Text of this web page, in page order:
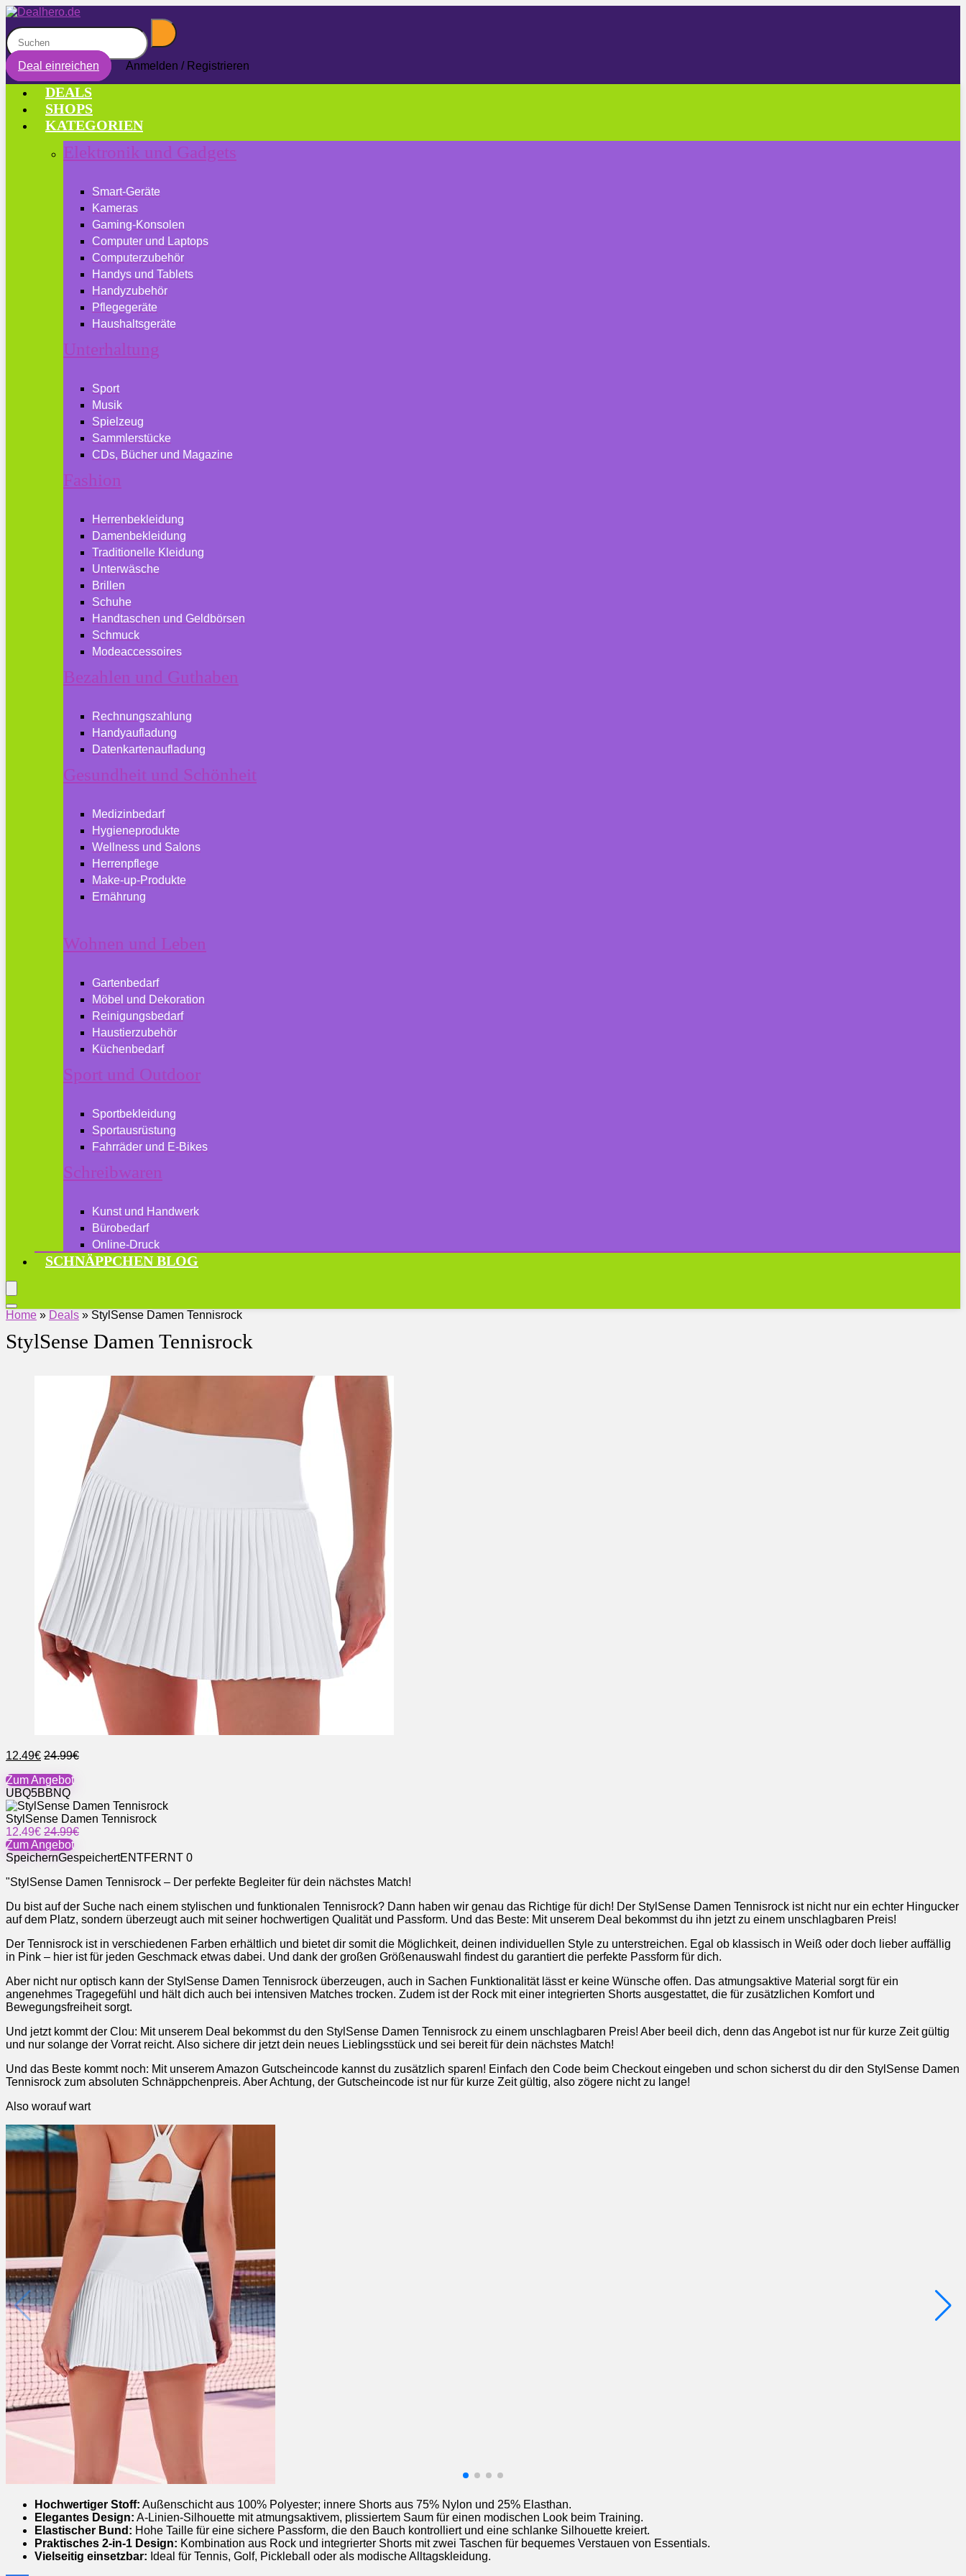
Deal einreichen Anmelden / Registrieren
DEALS
SHOPS
KATEGORIEN
Elektronik und Gadgets
Smart-Geräte
Kameras
Gaming-Konsolen
Computer und Laptops
Computerzubehör
Handys und Tablets
Handyzubehör
Pflegegeräte
Haushaltsgeräte
Unterhaltung
Sport
Musik
Spielzeug
Sammlerstücke
CDs, Bücher und Magazine
Fashion
Herrenbekleidung
Damenbekleidung
Traditionelle Kleidung
Unterwäsche
Brillen
Schuhe
Handtaschen und Geldbörsen
Schmuck
Modeaccessoires
Bezahlen und Guthaben
Rechnungszahlung
Handyaufladung
Datenkartenaufladung
Gesundheit und Schönheit
Medizinbedarf
Hygieneprodukte
Wellness und Salons
Herrenpflege
Make-up-Produkte
Ernährung
Wohnen und Leben
Gartenbedarf
Möbel und Dekoration
Reinigungsbedarf
Haustierzubehör
Küchenbedarf
Sport und Outdoor
Sportbekleidung
Sportausrüstung
Fahrräder und E-Bikes
Schreibwaren
Kunst und Handwerk
Bürobedarf
Online-Druck
SCHNÄPPCHEN BLOG
Home » Deals » StylSense Damen Tennisrock
StylSense Damen Tennisrock
12.49€ 24.99€
Zum Angebot
UBQ5BBNQ
StylSense Damen Tennisrock
12.49€ 24.99€
Zum Angebot
SpeichernGespeichertENTFERNT 0
"StylSense Damen Tennisrock – Der perfekte Begleiter für dein nächstes Match!
Du bist auf der Suche nach einem stylischen und funktionalen Tennisrock? Dann haben wir genau das Richtige für dich! Der StylSense Damen Tennisrock ist nicht nur ein echter Hingucker
auf dem Platz, sondern überzeugt auch mit seiner hochwertigen Qualität und Passform. Und das Beste: Mit unserem Deal bekommst du ihn jetzt zu einem unschlagbaren Preis!
Der Tennisrock ist in verschiedenen Farben erhältlich und bietet dir somit die Möglichkeit, deinen individuellen Style zu unterstreichen. Egal ob klassisch in Weiß oder doch lieber auffällig
in Pink – hier ist für jeden Geschmack etwas dabei. Und dank der großen Größenauswahl findest du garantiert die perfekte Passform für dich.
Aber nicht nur optisch kann der StylSense Damen Tennisrock überzeugen, auch in Sachen Funktionalität lässt er keine Wünsche offen. Das atmungsaktive Material sorgt für ein
angenehmes Tragegefühl und hält dich auch bei intensiven Matches trocken. Zudem ist der Rock mit einer integrierten Shorts ausgestattet, die für zusätzlichen Komfort und
Bewegungsfreiheit sorgt.
Und jetzt kommt der Clou: Mit unserem Deal bekommst du den StylSense Damen Tennisrock zu einem unschlagbaren Preis! Aber beeil dich, denn das Angebot ist nur für kurze Zeit gültig
und nur solange der Vorrat reicht. Also sichere dir jetzt dein neues Lieblingsstück und sei bereit für dein nächstes Match!
Und das Beste kommt noch: Mit unserem Amazon Gutscheincode kannst du zusätzlich sparen! Einfach den Code beim Checkout eingeben und schon sicherst du dir den StylSense Damen
Tennisrock zum absoluten Schnäppchenpreis. Aber Achtung, der Gutscheincode ist nur für kurze Zeit gültig, also zögere nicht zu lange!
Also worauf wart
Hochwertiger Stoff: Außenschicht aus 100% Polyester; innere Shorts aus 75% Nylon und 25% Elasthan.
Elegantes Design: A-Linien-Silhouette mit atmungsaktivem, plissiertem Saum für einen modischen Look beim Training.
Elastischer Bund: Hohe Taille für eine sichere Passform, die den Bauch kontrolliert und eine schlanke Silhouette kreiert.
Praktisches 2-in-1 Design: Kombination aus Rock und integrierter Shorts mit zwei Taschen für bequemes Verstauen von Essentials.
Vielseitig einsetzbar: Ideal für Tennis, Golf, Pickleball oder als modische Alltagskleidung.